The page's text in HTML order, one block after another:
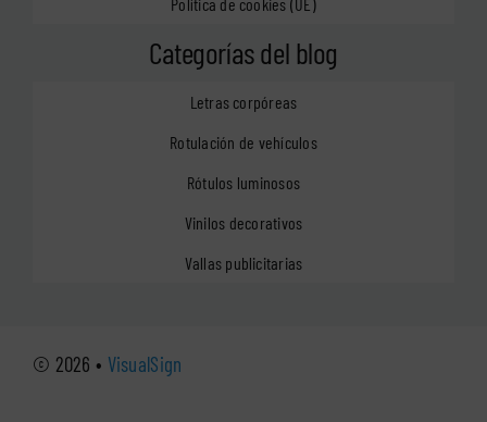
Categorías del blog
Letras corpóreas
Rotulación de vehículos
Rótulos luminosos
Vinilos decorativos
Vallas publicitarias
© 2026 • VisualSign